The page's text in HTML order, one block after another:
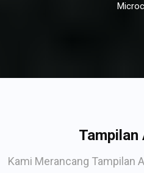
Tampilan
Kami Merancang Tampilan